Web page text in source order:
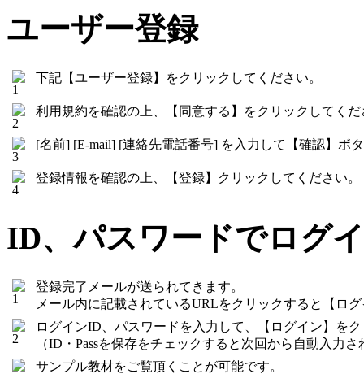
ユーザー登録
下記【ユーザー登録】をクリックしてください。
利用規約を確認の上、【同意する】をクリックしてくだ
[名前] [E-mail] [連絡先電話番号] を入力して【確認】ボ
登録情報を確認の上、【登録】クリックしてください。
ID、パスワードでログ
登録完了メールが送られてきます。
メール内に記載されているURLをクリックすると【ロ
ログインID、パスワードを入力して、【ログイン】を
（ID・Passを保存をチェックすると次回から自動入力さ
サンプル教材をご覧頂くことが可能です。